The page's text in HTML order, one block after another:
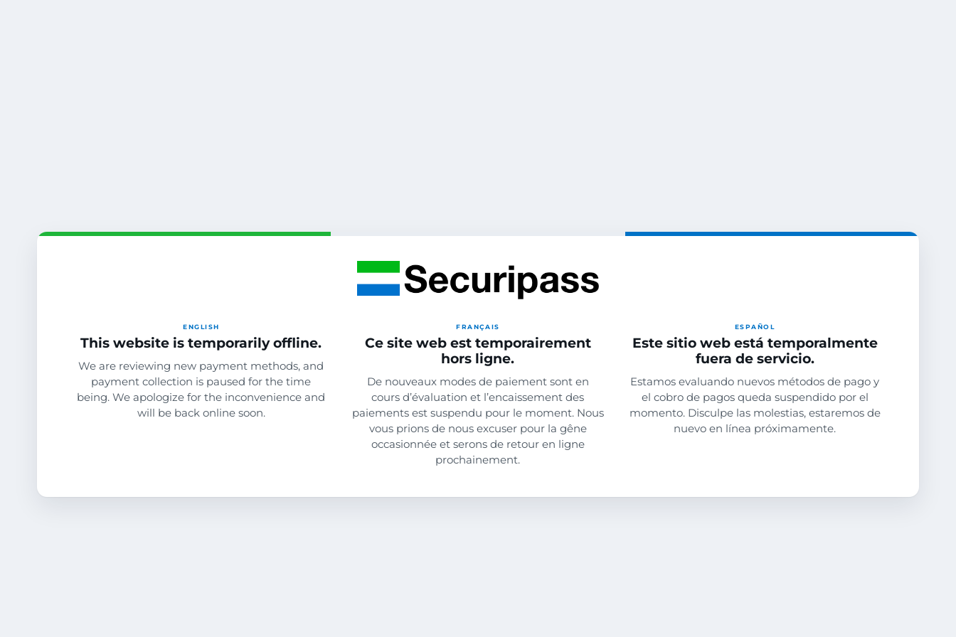
ENGLISH
This website is temporarily offline.
We are reviewing new payment methods, and
payment collection is paused for the time
being. We apologize for the inconvenience and
will be back online soon.
FRANÇAIS
Ce site web est temporairement
hors ligne.
De nouveaux modes de paiement sont en
cours d’évaluation et l’encaissement des
paiements est suspendu pour le moment. Nous
vous prions de nous excuser pour la gêne
occasionnée et serons de retour en ligne
prochainement.
ESPAÑOL
Este sitio web está temporalmente
fuera de servicio.
Estamos evaluando nuevos métodos de pago y
el cobro de pagos queda suspendido por el
momento. Disculpe las molestias, estaremos de
nuevo en línea próximamente.